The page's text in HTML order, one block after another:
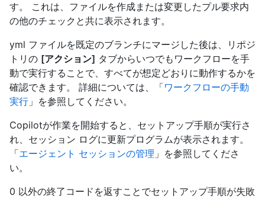
す。 これは、ファイルを作成または変更したプル要求内
の他のチェックと共に表示されます。
yml ファイルを既定のブランチにマージした後は、リポジ
トリの [アクション] タブからいつでもワークフローを手
動で実行することで、すべてが想定どおりに動作するかを
確認できます。 詳細については、「ワークフローの手動
実行 」を参照してください。
Copilotが作業を開始すると、セットアップ手順が実行さ
れ、セッション ログに更新プログラムが表示されます。
「エージェント セッションの管理 」を参照してくださ
い。
0 以外の終了コードを返すことでセットアップ手順が失敗